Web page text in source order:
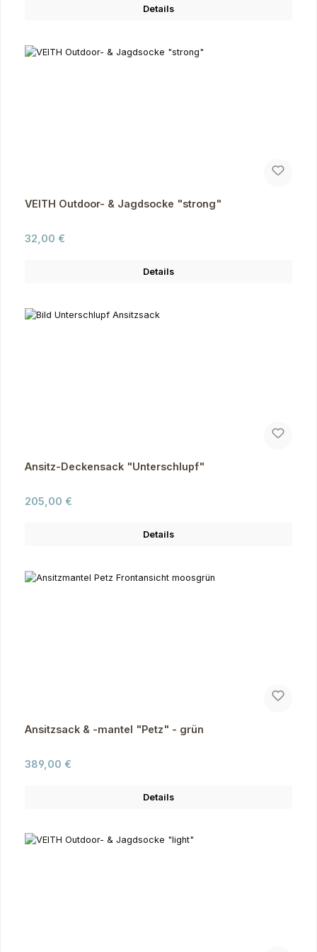
Details
VEITH Outdoor- & Jagdsocke "strong"
Regulärer Preis:
32,00 €
Details
Ansitz-Deckensack "Unterschlupf"
Regulärer Preis:
205,00 €
Details
Ansitzsack & -mantel "Petz" - grün
Regulärer Preis:
389,00 €
Details